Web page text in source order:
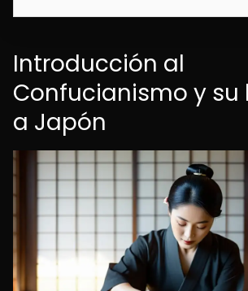
Introducción al
Confucianismo y su
a Japón